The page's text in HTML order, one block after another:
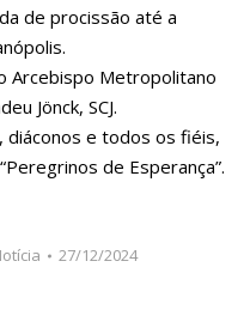
de procissão até a
Arcebispo Metropolitano
Jönck, SCJ.
diáconos e todos os fiéis,
de Esperança”.
27/12/2024